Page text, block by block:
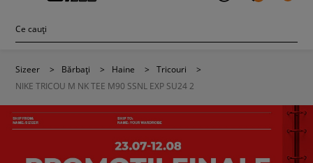
Sizeer > Bărbați > Haine > Tricouri
>
NIKE TRICOU M NK TEE M90 SSNL EXP SU24 2